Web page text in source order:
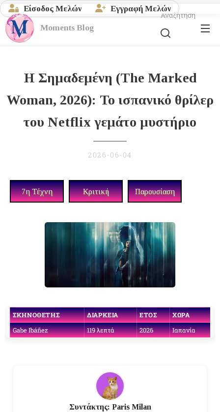
Είσοδος Μελών Εγγραφή Μελών
Moments Blog
Αναζήτηση
Η Σημαδεμένη (The Marked
Woman, 2026): Το ισπανικό θρίλερ
του Netflix γεμάτο μυστήριο
2026-06-04
7η Τέχνη Κριτική Παρουσίαση
ΣΚΗΝΟΘΈΤΗΣ ΔΙΆΡΚΕΙΑ ΈΤΟΣ
ΧΏΡΑ
Gabe Ibáñez
119 λεπτά 2026 Ιαπανία
Συντάκτης: Paris Milan